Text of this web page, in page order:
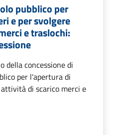
pubblico per
e per svolgere
e traslochi:
della concessione di
per l'apertura di
di scarico merci e